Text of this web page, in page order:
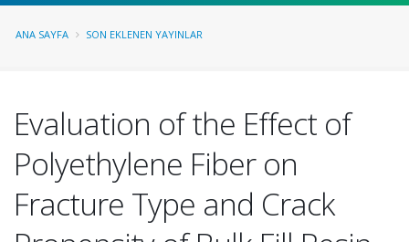
ANA SAYFA SON EKLENEN YAYINLAR
Evaluation of the Effect of
Polyethylene Fiber on
Fracture Type and Crack